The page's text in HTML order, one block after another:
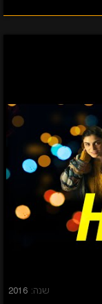
שנה: 2016